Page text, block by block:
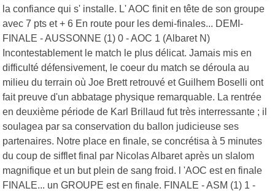
la confiance qui s' installe. L' AOC finit en tête de son groupe
avec 7 pts et + 6 En route pour les demi-finales... DEMI-
FINALE - AUSSONNE (1) 0 - AOC 1 (Albaret N)
Incontestablement le match le plus délicat. Jamais mis en
difficulté défensivement, le coeur du match se déroula au
milieu du terrain où Joe Brett retrouvé et Guilhem Boselli ont
fait preuve d'un abbatage physique remarquable. La rentrée
en deuxième période de Karl Brillaud fut très interressante ; il
soulagea par sa conservation du ballon judicieuse ses
partenaires. Notre place en finale, se concrétisa à 5 minutes
du coup de sifflet final par Nicolas Albaret après un slalom
magnifique et un but plein de sang froid. l 'AOC est en finale
FINALE... un GROUPE est en finale. FINALE - ASM (1) 1 -